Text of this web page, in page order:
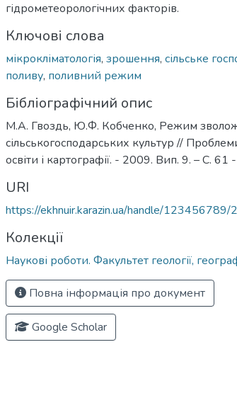
гідрометеорологічних факторів.
Ключові слова
мікрокліматологія, зрошення, сільське
поливу, поливний режим
Бібліографічний опис
М.А. Гвоздь, Ю.Ф. Кобченко, Режим
сільськогосподарських культур //
освіти і картографії. - 2009. Вип. 9. – С. 61
URI
https://ekhnuir.karazin.ua/handle/123456789/
Колекції
Наукові роботи. Факультет геології,
Повна інформація про документ
Google Scholar